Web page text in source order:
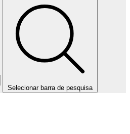
Selecionar barra de pesquisa